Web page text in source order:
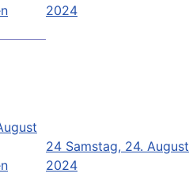
2024
24 Samstag, 24. August
2024